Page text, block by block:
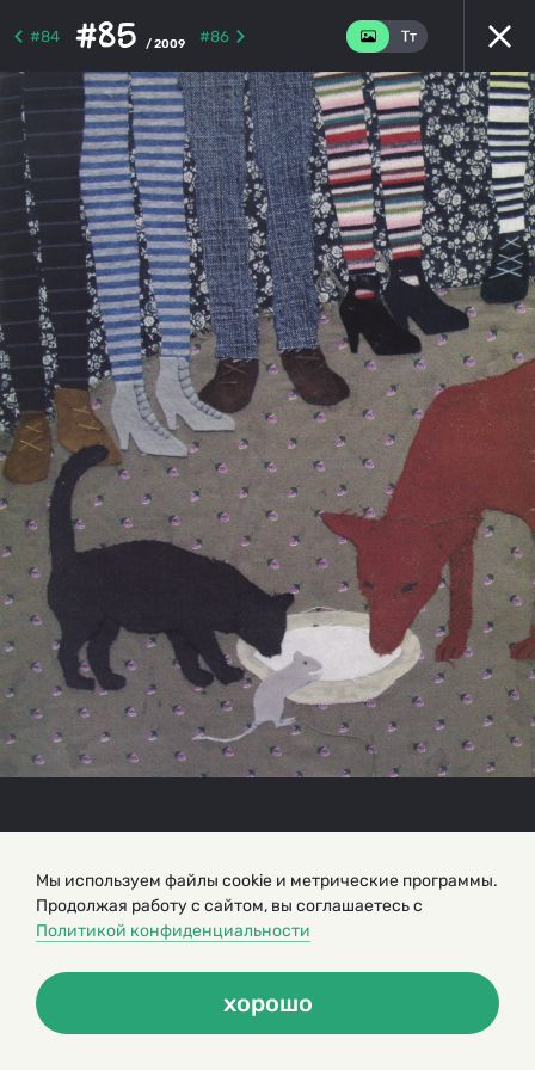
#84 #85 / 2009 #86
Мы используем файлы cookie и метрические программы.
Продолжая работу с сайтом, вы соглашаетесь с
Политикой конфиденциальности
хорошо